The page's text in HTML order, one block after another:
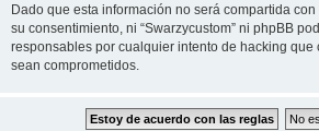
Dado que esta información no será compartida
su consentimiento, ni “Swarzycustom” ni phpBB
responsables por cualquier intento de hacking que
sean comprometidos.